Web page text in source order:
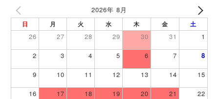
2026年 8月
日 月 火 水 木 金 土
26 27 28 29 30 31 1
2 3 4 5 6 7 8
9 10 11 12 13 14 15
16 17 18 19 20 21 22